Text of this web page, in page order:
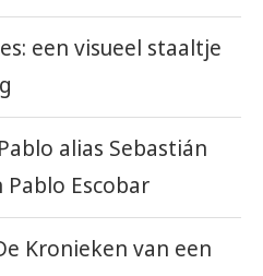
een visueel staaltje
alias Sebastián
Escobar
Kronieken van een